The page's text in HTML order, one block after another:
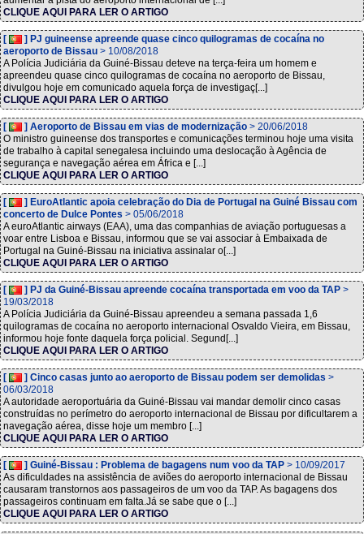
CLIQUE AQUI PARA LER O ARTIGO
[
] PJ guineense apreende quase cinco quilogramas de cocaína no
aeroporto de Bissau > 10/08/2018
A Polícia Judiciária da Guiné-Bissau deteve na terça-feira um homem e
apreendeu quase cinco quilogramas de cocaína no aeroporto de Bissau,
divulgou hoje em comunicado aquela força de investigaç[...]
CLIQUE AQUI PARA LER O ARTIGO
[ ] Aeroporto de Bissau em vias de modernização > 20/06/2018
O ministro guineense dos transportes e comunicações terminou hoje uma visita
de trabalho à capital senegalesa incluindo uma deslocação à Agência de
segurança e navegação aérea em África e [...]
CLIQUE AQUI PARA LER O ARTIGO
[
] EuroAtlantic apoia celebração do Dia de Portugal na Guiné Bissau com
concerto de Dulce Pontes > 05/06/2018
A euroAtlantic airways (EAA), uma das companhias de aviação portuguesas a
voar entre Lisboa e Bissau, informou que se vai associar à Embaixada de
Portugal na Guiné-Bissau na iniciativa assinalar o[...]
CLIQUE AQUI PARA LER O ARTIGO
[ ] PJ da Guiné-Bissau apreende cocaína transportada em voo da TAP >
19/03/2018
A Polícia Judiciária da Guiné-Bissau apreendeu a semana passada 1,6
quilogramas de cocaína no aeroporto internacional Osvaldo Vieira, em Bissau,
informou hoje fonte daquela força policial. Segund[...]
CLIQUE AQUI PARA LER O ARTIGO
[ ] Cinco casas junto ao aeroporto de Bissau podem ser demolidas >
06/03/2018
A autoridade aeroportuária da Guiné-Bissau vai mandar demolir cinco casas
construídas no perímetro do aeroporto internacional de Bissau por dificultarem a
navegação aérea, disse hoje um membro [...]
CLIQUE AQUI PARA LER O ARTIGO
[ ] Guiné-Bissau : Problema de bagagens num voo da TAP > 10/09/2017
As dificuldades na assistência de aviões do aeroporto internacional de Bissau
causaram transtornos aos passageiros de um voo da TAP. As bagagens dos
passageiros continuam em falta.Já se sabe que o [...]
CLIQUE AQUI PARA LER O ARTIGO